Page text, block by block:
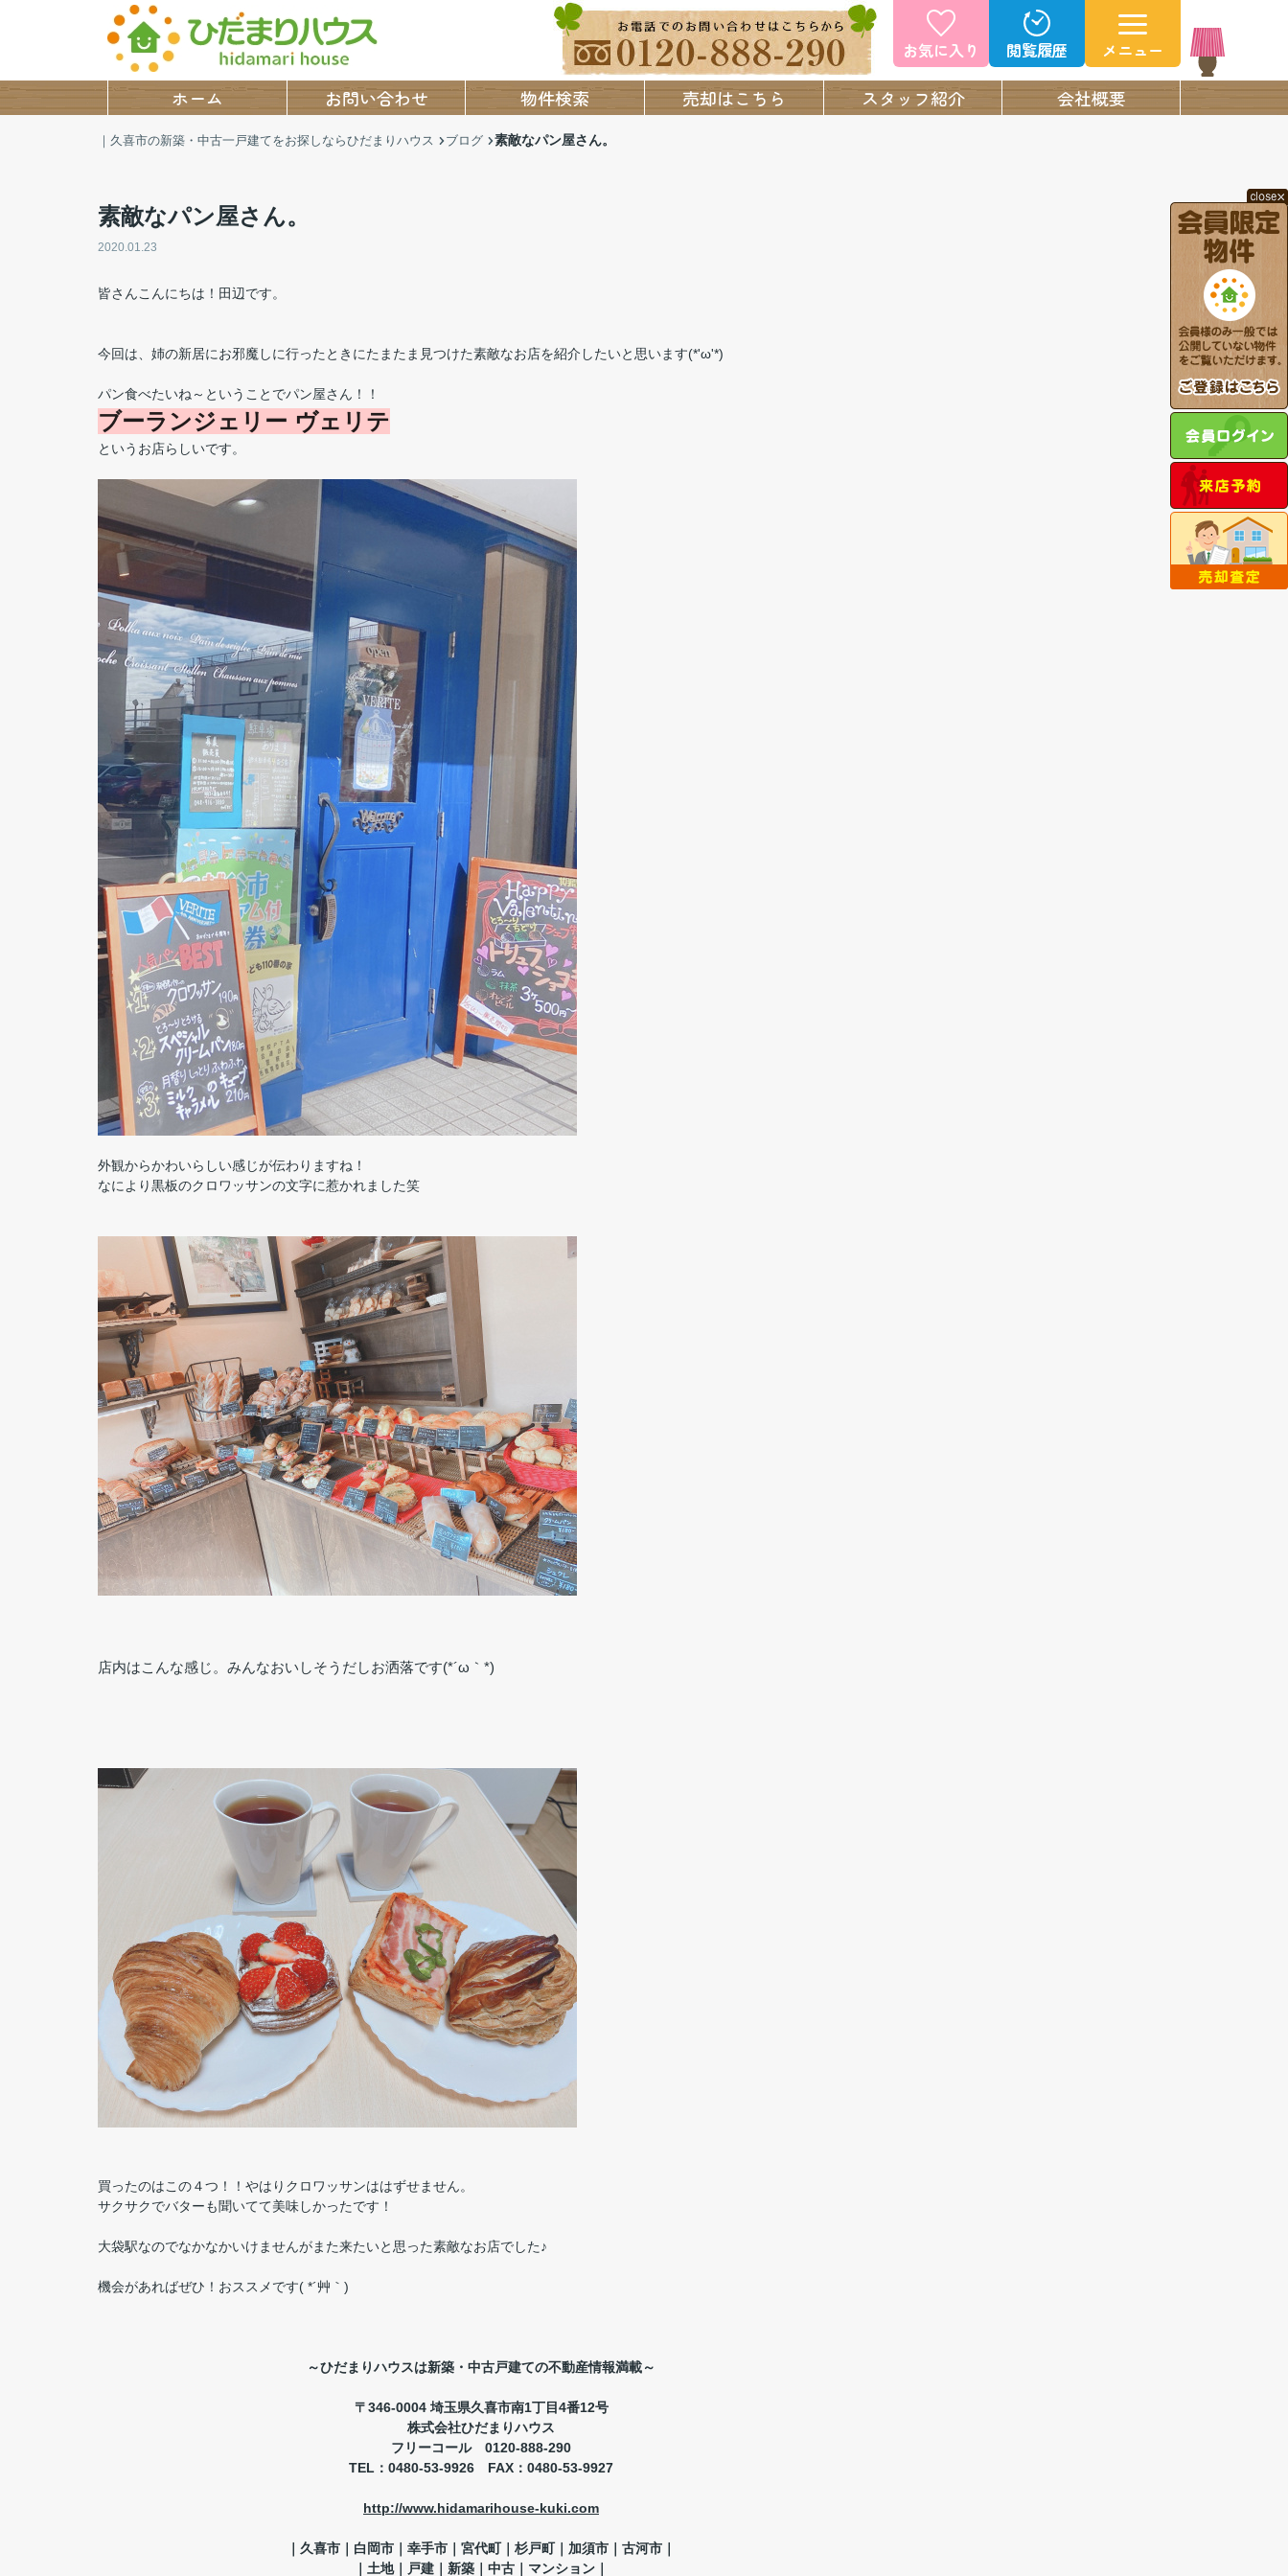
お気に入り 閲覧履歴 メニュー
ホーム お問い合わせ 物件検索 売却はこちら スタッフ紹介 会社概要
｜久喜市の新築・中古一戸建てをお探しならひだまりハウス ブログ 素敵なパン屋さん。
素敵なパン屋さん。
2020.01.23
皆さんこんにちは！田辺です。
今回は、姉の新居にお邪魔しに行ったときにたまたま見つけた素敵なお店を紹介したいと思います(*'ω'*)
パン食べたいね～ということでパン屋さん！！
ブーランジェリー ヴェリテ
というお店らしいです。
外観からかわいらしい感じが伝わりますね！
なにより黒板のクロワッサンの文字に惹かれました笑
店内はこんな感じ。みんなおいしそうだしお洒落です(*´ω｀*)
買ったのはこの４つ！！やはりクロワッサンははずせません。
サクサクでバターも聞いてて美味しかったです！
大袋駅なのでなかなかいけませんがまた来たいと思った素敵なお店でした♪
機会があればぜひ！おススメです( *´艸｀)
～ひだまりハウスは新築・中古戸建ての不動産情報満載～
〒346-0004 埼玉県久喜市南1丁目4番12号
株式会社ひだまりハウス
フリーコール 0120-888-290
TEL ：0480-53-9926 FAX ： 0480-53-9927
http://www.hidamarihouse-kuki.com
｜久喜市｜白岡市｜幸手市｜宮代町｜杉戸町｜加須市｜古河市
｜土地｜戸建｜新築｜中古｜マンション｜